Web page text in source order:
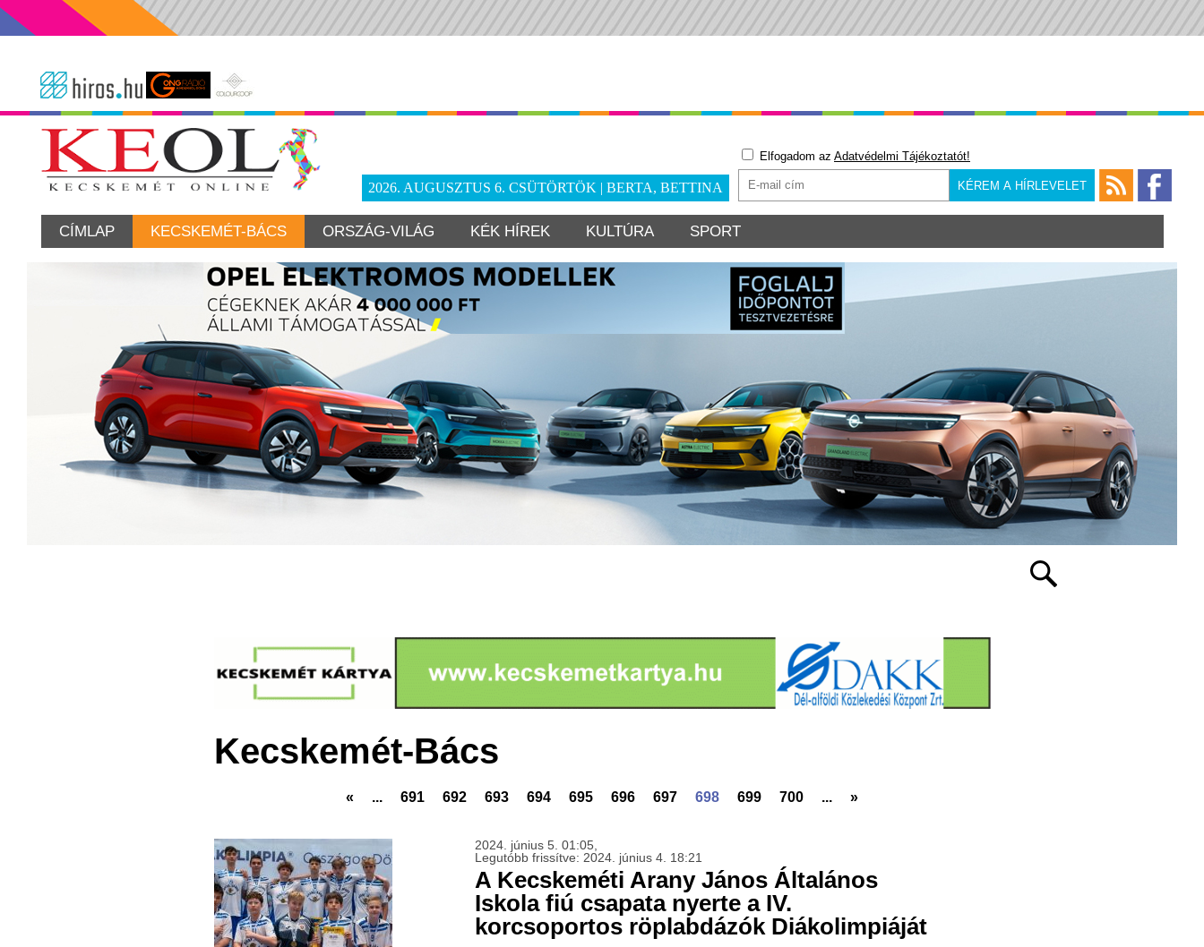
2026. AUGUSZTUS 6. CSÜTÖRTÖK | BERTA, BETTINA
Elfogadom az Adatvédelmi Tájékoztatót!
CÍMLAP KECSKEMÉT-BÁCS ORSZÁG-VILÁG KÉK HÍREK KULTÚRA SPORT
Kecskemét-Bács
« ... 691 692 693 694 695 696 697 698 699 700 ... »
2024. június 5. 01:05,
Legutóbb frissítve: 2024. június 4. 18:21
A Kecskeméti Arany János Általános
Iskola fiú csapata nyerte a IV.
korcsoportos röplabdázók Diákolimpiáját